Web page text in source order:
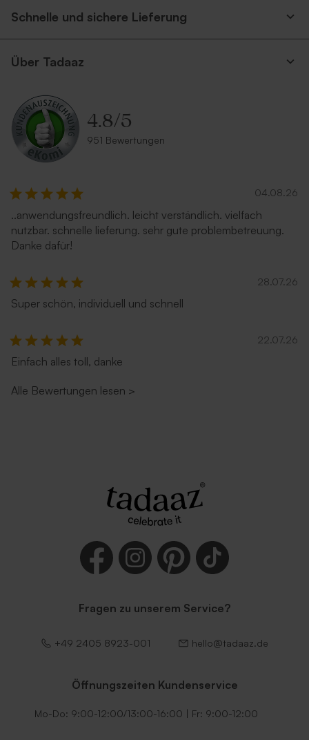
Schnelle und sichere Lieferung
Über Tadaaz
4.8/5
951 Bewertungen
04.08.26
..anwendungsfreundlich. leicht verständlich. vielfach
nutzbar. schnelle lieferung. sehr gute problembetreuung.
Danke dafür!
28.07.26
Super schön, individuell und schnell
22.07.26
Einfach alles toll, danke
Alle Bewertungen lesen >
Fragen zu unserem Service?
+49 2405 8923-001 hello@tadaaz.de
Öffnungszeiten Kundenservice
Mo-Do: 9:00-12:00/13:00-16:00 | Fr: 9:00-12:00